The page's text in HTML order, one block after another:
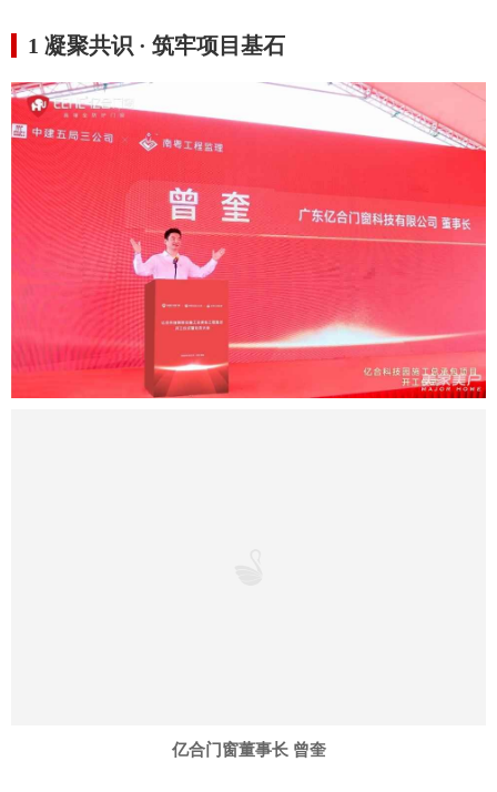
1 凝聚共识 · 筑牢项目基石
亿合门窗董事长 曾奎